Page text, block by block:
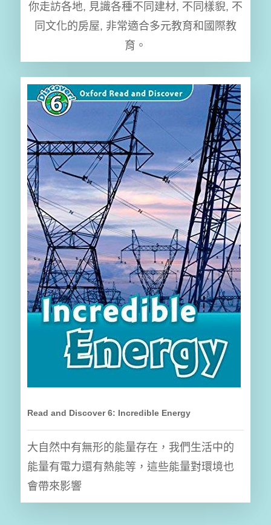
你走訪各地, 見識各種不同建材, 不同樣貎, 不
同文化的房屋, 非常適合多元教育和國際教
育。
Read and Discover 6: Incredible Energy
大自然中有無形的能量存在，我們生活中的
能量有電力還有熱能等，這些能量對環境也
會帶來影響